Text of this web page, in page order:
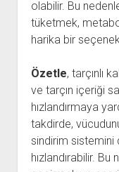
olabilir. Bu
tüketmek,
harika bir
Özetle, tarçınlı
ve tarçın içeriği
hızlandırmaya
takdirde,
sindirim sistemini
hızlandırabilir.